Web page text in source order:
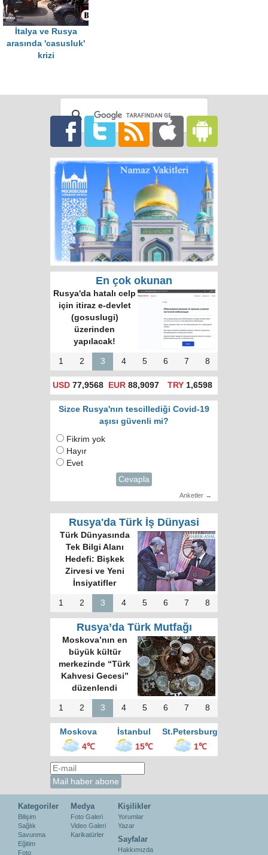
İtalya ve Rusya
arasında 'casusluk'
krizi
En çok okunan
Çin, Rusya’nın
aradığı müttefik
oldu mu?
1 2 3 4 5 6 7 8
USD 77,9568 EUR 88,9097 TRY1,6598
Sizce Rusya'nın tescillediği Covid-19
aşısı güvenli mi?
Fikrim yok
Hayır
Evet
Cevapla
Anketler →
Rusya'da Türk İş Dünyasi
Türk Dünyası 34
Harfli Ortak Alfabe
Üzerinde Uzlaşı
Sağlandı
1 2 3 4 5 6 7 8
Rusya’da Türk Mutfağı
Rus gazete:
Kokoreç İstanbul
sokak mutfağının
kralı
1 2 3 4 5 6 7 8
Moskova İstanbul
St.Petersburg
4℃
15℃ 1℃
Kategoriler
Bilişim
Sağlık
Savunma
Eğitim
Foto
Medya
Foto Galeri
Video Galeri
Karikatürler
Kişilikler
Yorumlar
Yazar
Sayfalar
Hakkımızda